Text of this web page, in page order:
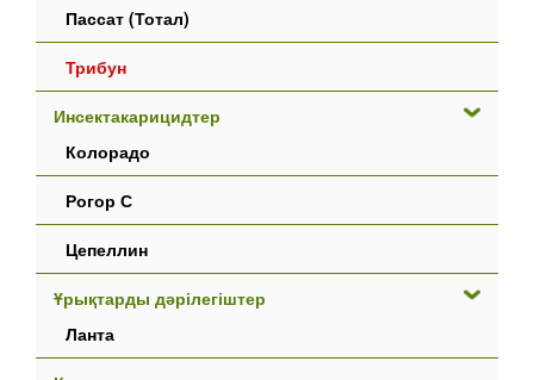
Пассат (Тотал)
Трибун
Инсектакарицидтер
Колорадо
Рогор С
Цепеллин
Ұрықтарды дәрілегіштер
Ланта